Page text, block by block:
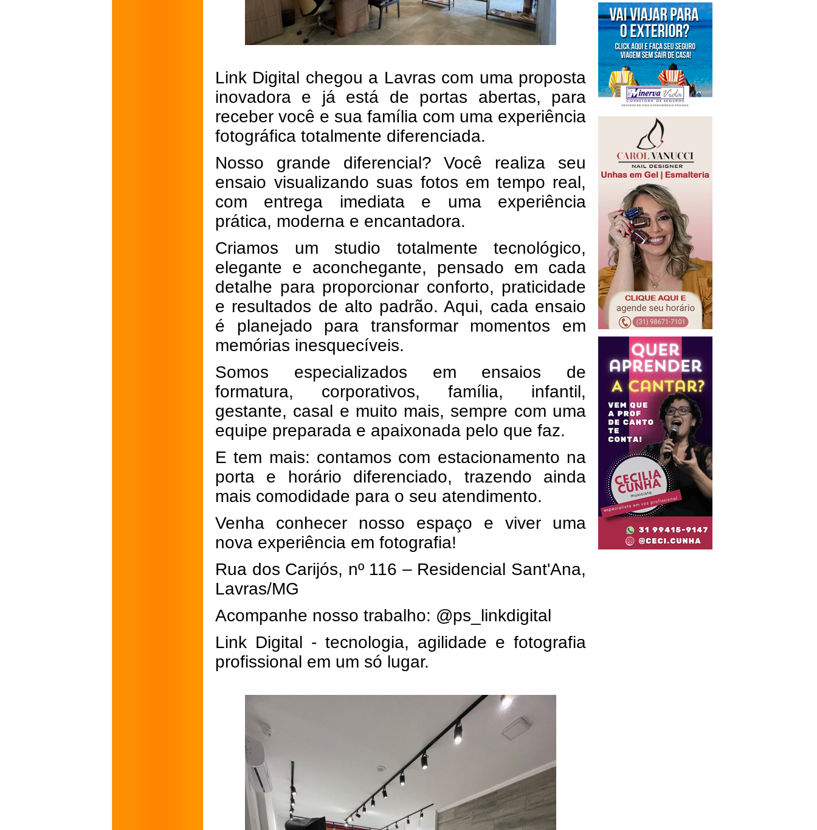
Link Digital chegou a Lavras com uma proposta
inovadora e já está de portas abertas, para
receber você e sua família com uma experiência
fotográfica totalmente diferenciada.
Nosso grande diferencial? Você realiza seu
ensaio visualizando suas fotos em tempo real,
com entrega imediata e uma experiência
prática, moderna e encantadora.
Criamos um studio totalmente tecnológico,
elegante e aconchegante, pensado em cada
detalhe para proporcionar conforto, praticidade
e resultados de alto padrão. Aqui, cada ensaio
é planejado para transformar momentos em
memórias inesquecíveis.
Somos especializados em ensaios de
formatura, corporativos, família, infantil,
gestante, casal e muito mais, sempre com uma
equipe preparada e apaixonada pelo que faz.
E tem mais: contamos com estacionamento na
porta e horário diferenciado, trazendo ainda
mais comodidade para o seu atendimento.
Venha conhecer nosso espaço e viver uma
nova experiência em fotografia!
Rua dos Carijós, nº 116 – Residencial Sant'Ana,
Lavras/MG
Acompanhe nosso trabalho: @ps_linkdigital
Link Digital - tecnologia, agilidade e fotografia
profissional em um só lugar.